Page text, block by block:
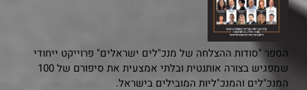
הספר "סודות ההצלחה של מנכ"לים ישראלים" פרוייקט ייחודי
שמפגיש בצורה אותנטית ובלתי אמצעית את סיפורם של 100
המנכ"לים והמנכ"ליות המובילים בישראל.